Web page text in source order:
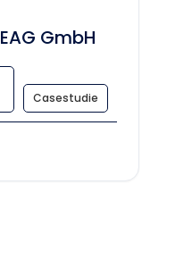
GmbH
Casestudie